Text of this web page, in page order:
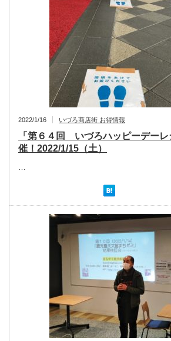
2022/1/16 いづろ商店街 お得情報
「第６４回 いづろハッピーデーレ
催！2022/1/15（土）
…